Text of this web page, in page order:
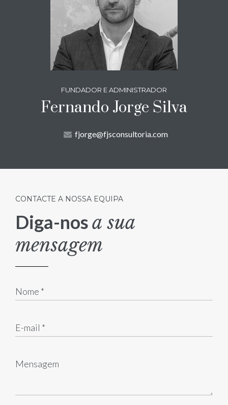
FUNDADOR E ADMINISTRADOR
Fernando Jorge Silva
fjorge@fjsconsultoria.com
CONTACTE A NOSSA EQUIPA
Diga-nosa sua
mensagem